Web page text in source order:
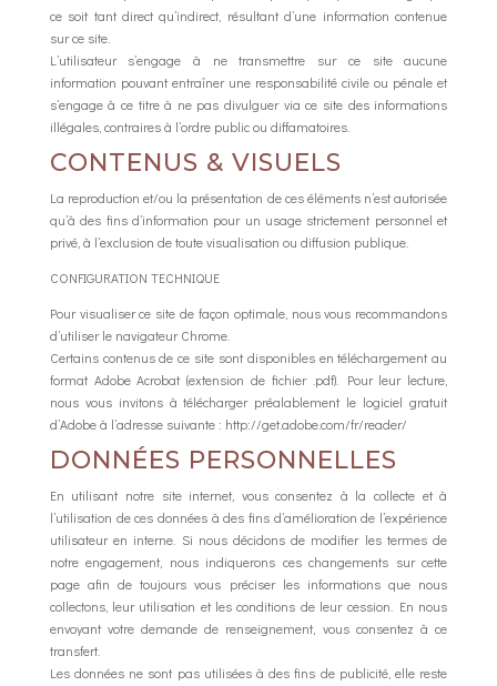
ce soit tant direct qu’indirect, résultant d’une information contenue
sur ce site.
L’utilisateur s’engage à ne transmettre sur ce site aucune
information pouvant entraîner une responsabilité civile ou pénale et
s’engage à ce titre à ne pas divulguer via ce site des informations
illégales, contraires à l’ordre public ou diffamatoires.
CONTENUS & VISUELS
La reproduction et/ou la présentation de ces éléments n’est autorisée
qu’à des fins d’information pour un usage strictement personnel et
privé, à l’exclusion de toute visualisation ou diffusion publique.
CONFIGURATION TECHNIQUE
Pour visualiser ce site de façon optimale, nous vous recommandons
d’utiliser le navigateur Chrome.
Certains contenus de ce site sont disponibles en téléchargement au
format Adobe Acrobat (extension de fichier .pdf). Pour leur lecture,
nous vous invitons à télécharger préalablement le logiciel gratuit
d’Adobe à l’adresse suivante : http://get.adobe.com/fr/reader/
DONNÉES PERSONNELLES
En utilisant notre site internet, vous consentez à la collecte et à
l’utilisation de ces données à des fins d’amélioration de l’expérience
utilisateur en interne. Si nous décidons de modifier les termes de
notre engagement, nous indiquerons ces changements sur cette
page afin de toujours vous préciser les informations que nous
collectons, leur utilisation et les conditions de leur cession. En nous
envoyant votre demande de renseignement, vous consentez à ce
transfert.
Les données ne sont pas utilisées à des fins de publicité, elle reste